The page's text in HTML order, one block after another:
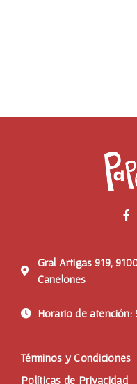
Gral Artigas 919,
Canelones
Horario de atención:
Términos y Condiciones
Políticas de Privacidad